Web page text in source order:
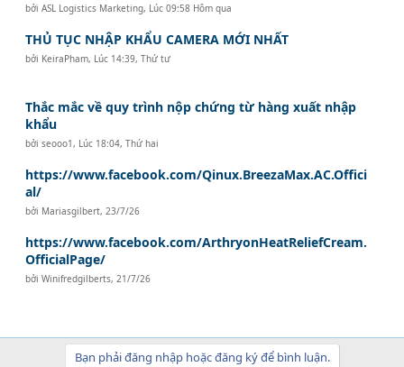
bởiASL Logistics Marketing, Lúc 09:58 Hôm qua
THỦ TỤC NHẬP KHẨU CAMERA MỚI NHẤT
bởi KeiraPham, Lúc 14:39, Thứ tư
Thắc mắc về quy trình nộp chứng từ hàng xuất nhập
khẩu
bởiseooo1 , Lúc 18:04, Thứ hai
https://www.facebook.com/Qinux.BreezaMax.AC.Offici
al/
bởi Mariasgilbert, 23/7/26
https://www.facebook.com/ArthryonHeatReliefCream.
OfficialPage/
bởiWinifredgilberts, 21/7/26
Bạn phải đăng nhập hoặc đăng ký để bình luận.